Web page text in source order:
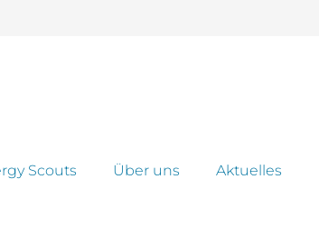
Scouts Über uns Aktuelles